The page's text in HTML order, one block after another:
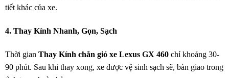
tiết khác của xe.
4. Thay Kính Nhanh, Gọn, Sạch
Thời gian Thay Kính chắn gió xe Lexus GX 460 chỉ khoảng 30-
90 phút. Sau khi thay xong, xe được vệ sinh sạch sẽ, bàn giao trong